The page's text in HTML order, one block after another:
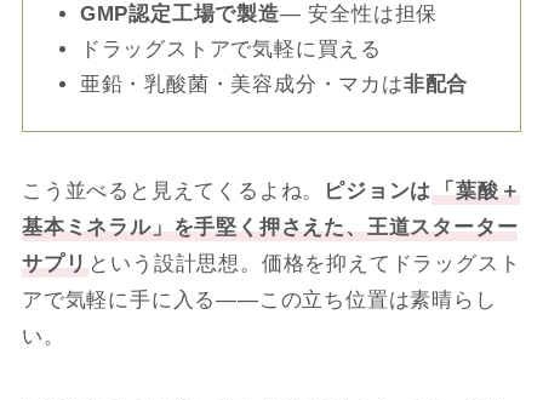
GMP認定工場で製造― 安全性は担保
ドラッグストアで気軽に買える
亜鉛・乳酸菌・美容成分・マカは非配合
こう並べると見えてくるよね。 ピジョンは「葉酸＋
基本ミネラル」を手堅く押さえた、王道スターター
サプリ という設計思想。価格を抑えてドラッグスト
アで気軽に手に入る――この立ち位置は素晴らし
い。